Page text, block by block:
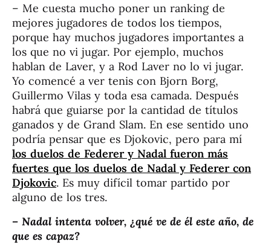
– Me cuesta mucho poner un ranking de
mejores jugadores de todos los tiempos,
porque hay muchos jugadores importantes a
los que no vi jugar. Por ejemplo, muchos
hablan de Laver, y a Rod Laver no lo vi jugar.
Yo comencé a ver tenis con Bjorn Borg,
Guillermo Vilas y toda esa camada. Después
habrá que guiarse por la cantidad de títulos
ganados y de Grand Slam. En ese sentido uno
podría pensar que es Djokovic, pero para mí
los duelos de Federer y Nadal fueron más
fuertes que los duelos de Nadal y Federer con
Djokovic. Es muy difícil tomar partido por
alguno de los tres.
– Nadal intenta volver, ¿qué ve de él este año, de
que es capaz?